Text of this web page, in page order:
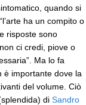
quando si
ha un compito o
risposte sono
ci credi, piove o
Ma lo fa
è importante dove la
del volume. Ciò
di Sandro